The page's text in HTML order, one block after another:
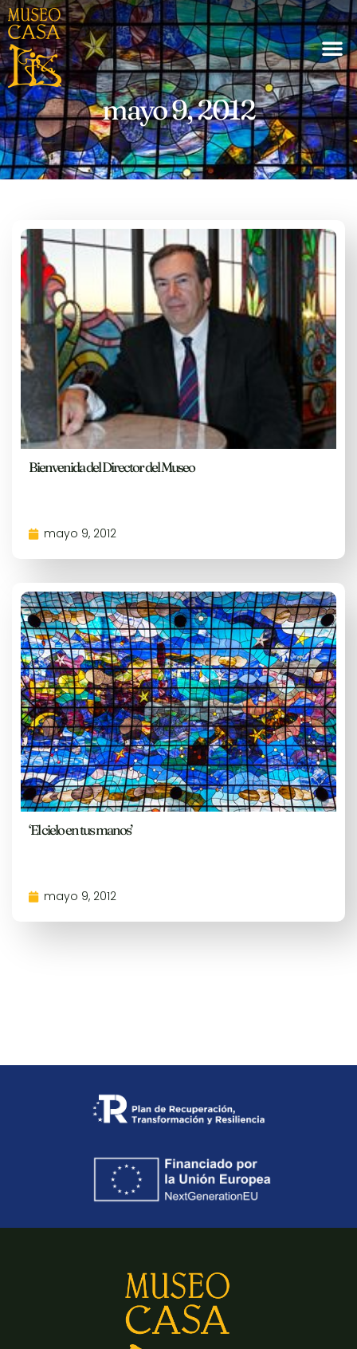
mayo 9, 2012
Bienvenida del Director del Museo
mayo 9, 2012
‘El cielo en tus manos’
mayo 9, 2012